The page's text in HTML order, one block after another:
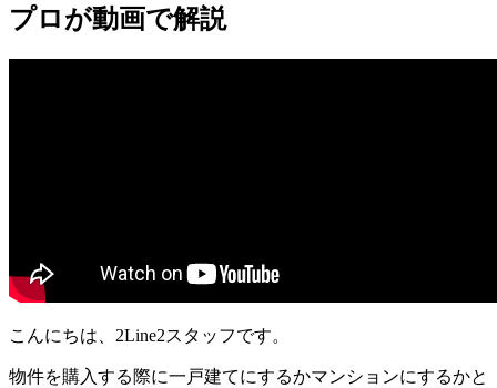
プロが動画で解説
こんにちは、2Line2スタッフです。
物件を購入する際に一戸建てにするかマンションにするかと